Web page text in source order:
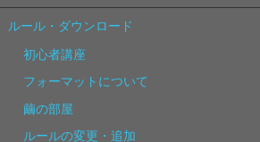
ルール・ダウンロード
初心者講座
フォーマットについて
繭の部屋
ルールの変更・追加